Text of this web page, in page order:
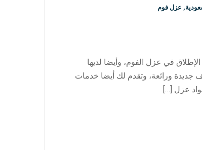
, عزل فوم
في عزل الفوم، وأيضا لديها
جديدة ورائعة، وتقدم لك أيضا خدمات
عزل […]